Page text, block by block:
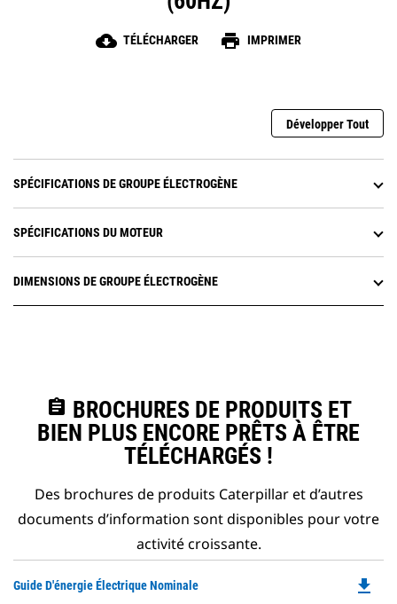
cloud_download TÉLÉCHARGER print IMPRIMER
Développer Tout
SPÉCIFICATIONS DE GROUPE ÉLECTROGÈNE
SPÉCIFICATIONS DU MOTEUR
DIMENSIONS DE GROUPE ÉLECTROGÈNE
assignment BROCHURES DE PRODUITS ET
BIEN PLUS ENCORE PRÊTS À ÊTRE
TÉLÉCHARGÉS !
Des brochures de produits Caterpillar et d’autres
documents d’information sont disponibles pour votre
activité croissante.
Guide D'énergie Électrique Nominale file_download